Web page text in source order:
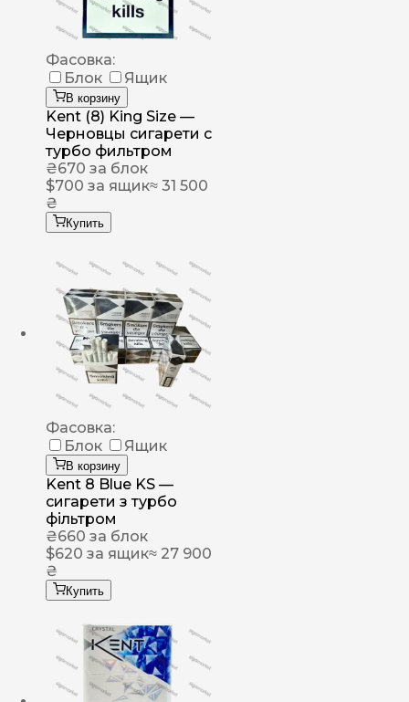
Фасовка:
Блок
Ящик
В корзину
Kent (8) King Size —
Черновцы сигарети с
турбо фильтром
₴670 за блок
$700 за ящик≈ 31 500
₴
Купить
Фасовка:
Блок
Ящик
В корзину
Kent 8 Blue KS —
сигарети з турбо
фільтром
₴660 за блок
$620 за ящик≈ 27 900
₴
Купить